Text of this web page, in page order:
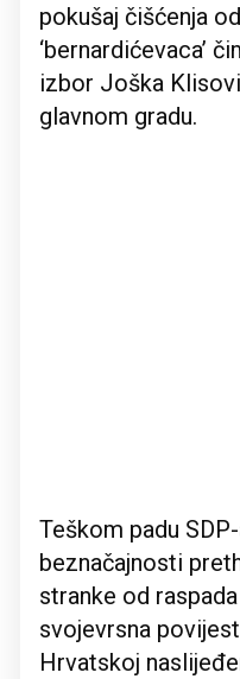
pokušaj čišćenja
‘bernardićevaca’
izbor Joška
glavnom gradu.
Teškom padu
beznačajnosti
stranke od
svojevrsna
Hrvatskoj